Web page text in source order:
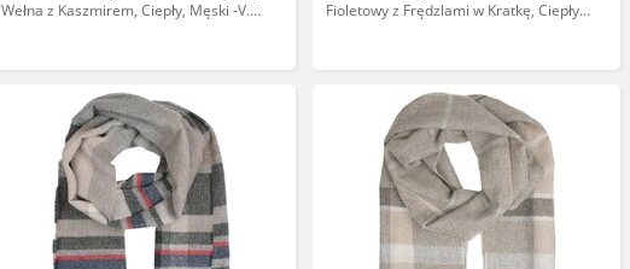
Wełna z Kaszmirem, Ciepły, Męski -V.
Fioletowy z Frędzlami w Kratkę, Ciepły,